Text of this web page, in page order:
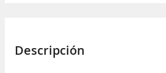
Descripción